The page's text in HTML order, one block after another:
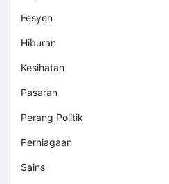
Fesyen
Hiburan
Kesihatan
Pasaran
Perang Politik
Perniagaan
Sains